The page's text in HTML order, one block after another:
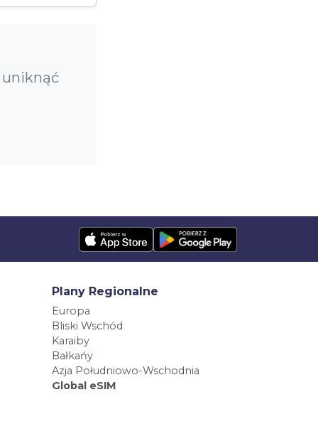
uniknąć
Plany Regionalne
Europa
Bliski Wschód
Karaiby
Bałkańy
Azja Południowo-Wschodnia
Global eSIM